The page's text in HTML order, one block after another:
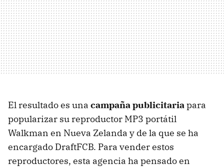
El resultado es una campaña publicitariapara
popularizar su reproductor MP3 portátil
Walkman en Nueva Zelanda y de la que se ha
encargado DraftFCB. Para vender estos
reproductores, esta agencia ha pensado en